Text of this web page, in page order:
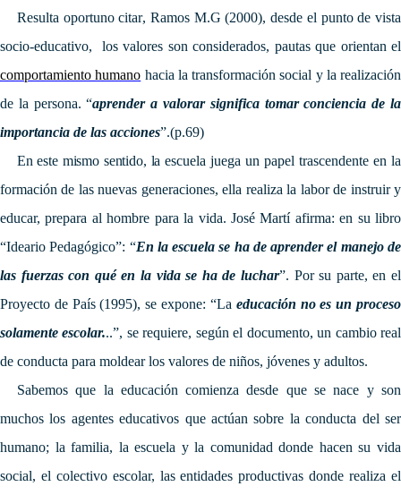
Resulta oportuno citar, Ramos M.G (2000),desde el punto de vista
socio-educativo, los valores son considerados, pautas que orientan el
comportamiento humano hacia la transformación social y la realización
de la persona. “aprender a valorar significa tomar conciencia de la
importancia de las acciones”.(p.69)
En este mismo sentido, la escuela juega un papel trascendente en la
formación de las nuevas generaciones, ella realiza la labor de instruir y
educar, prepara al hombre para la vida. José Martí afirma: en su libro
“Ideario Pedagógico”: “En la escuela se ha de aprender el manejo de
las fuerzas con qué en la vida se ha de luchar”. Por su parte, en el
Proyecto de País (1995), se expone: “La educación no es un proceso
solamente escolar...”, se requiere, según el documento, un cambio real
de conducta para moldear los valores de niños, jóvenes y adultos.
Sabemos que la educación comienza desde que se nace y son
muchos los agentes educativos que actúan sobre la conducta del ser
humano; la familia, la escuela y la comunidad donde hacen su vida
social, el colectivo escolar, las entidades productivas donde realiza el